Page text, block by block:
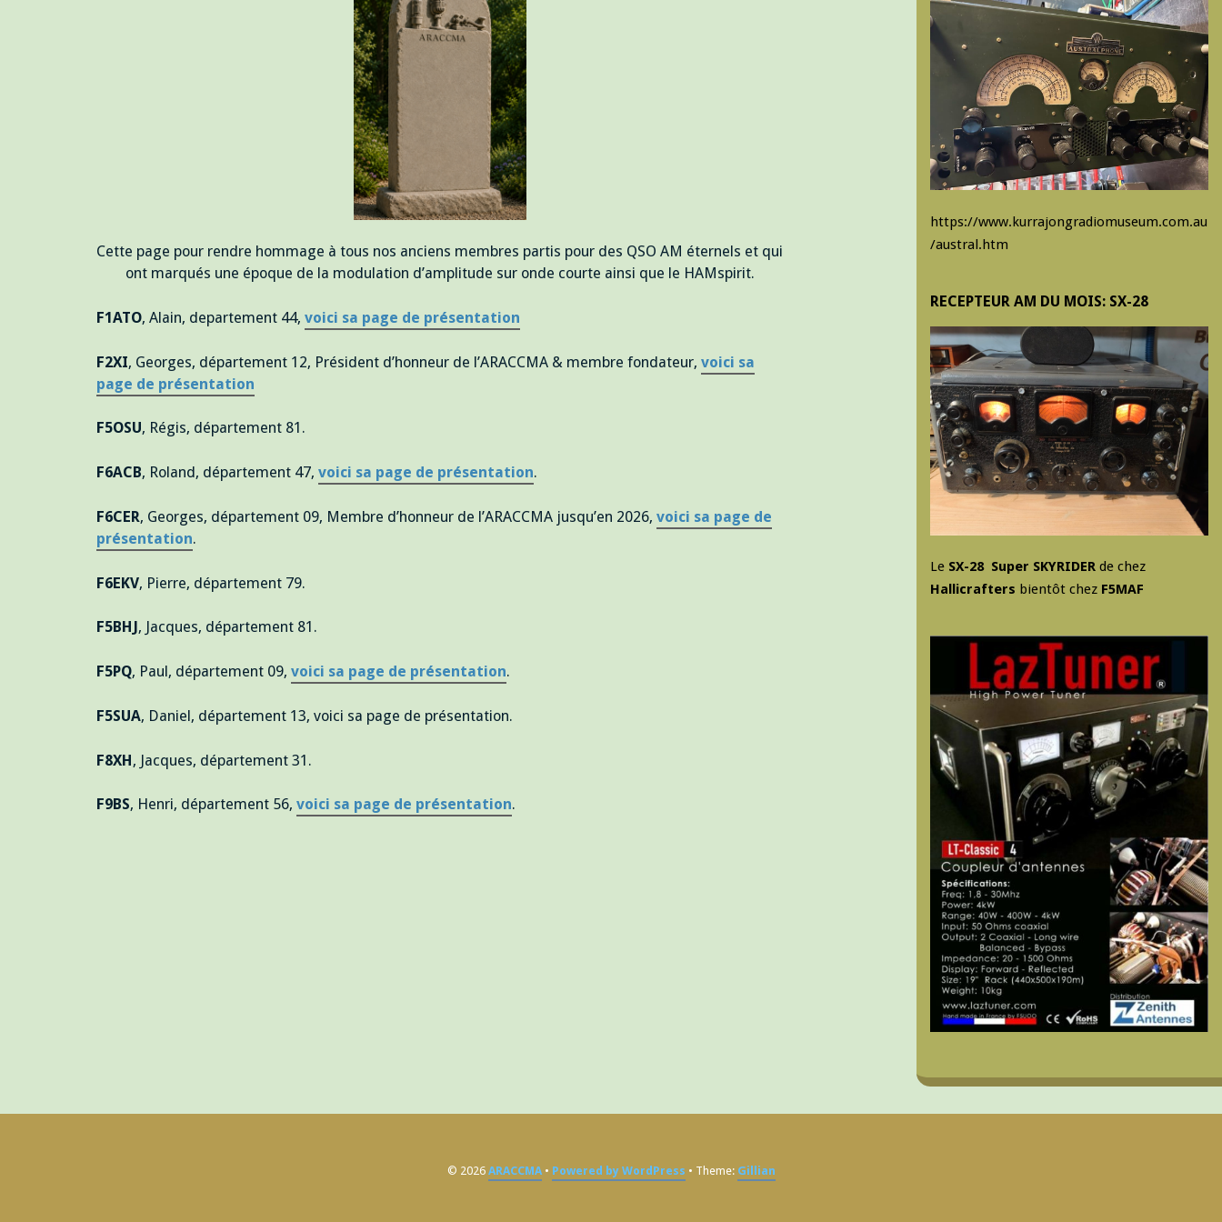
Cette page pour rendre hommage à tous nos anciens membres partis pour des QSO AM éternels et qui
ont marqués une époque de la modulation d’amplitude sur onde courte ainsi que le HAMspirit.
F1ATO, Alain, departement 44, voici sa page de présentation
F2XI, Georges, département 12, Président d’honneur de l’ARACCMA & membre fondateur, voici sa
page de présentation
F5OSU, Régis, département 81.
F6ACB, Roland, département 47, voici sa page de présentation.
F6CER, Georges, département 09, Membre d’honneur de l’ARACCMA jusqu’en 2026, voici sa page de
présentation.
F6EKV, Pierre, département 79.
F5BHJ , Jacques, département 81.
F5PQ, Paul, département 09, voici sa page de présentation.
F5SUA, Daniel, département 13, voici sa page de présentation.
F8XH, Jacques, département 31.
F9BS, Henri, département 56, voici sa page de présentation.
https://www.kurrajongradiomuseum.com.au
/austral.htm
RECEPTEUR AM DU MOIS: SX-28
Le SX-28 Super SKYRIDER de chez
Hallicrafters bientôt chez F5MAF
© 2026 ARACCMA Powered by WordPress Theme: Gillian